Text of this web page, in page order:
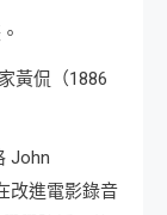
黃侃（1886
John
改進電影錄音